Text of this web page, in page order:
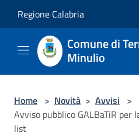
Regione Calabria
Comune di
Minulio
Home > Novità > Avvisi >
Avviso pubblico GALBaTiR
list